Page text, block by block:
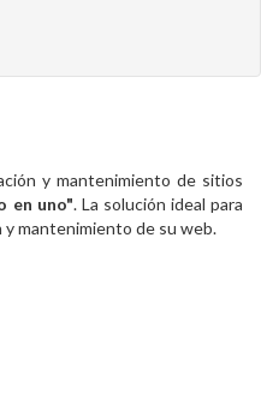
y mantenimiento de sitios
en uno". La solución ideal para
y mantenimiento de su web.